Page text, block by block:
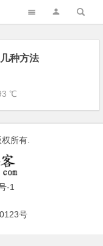
种方法
℃
所有.
-1
号